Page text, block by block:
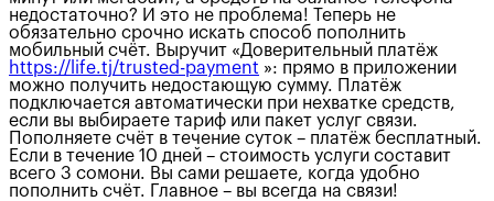
недостаточно? И это не проблема! Теперь не
обязательно срочно искать способ пополнить
мобильный счёт. Выручит «Доверительный платёж
https://life.tj/trusted-payment »: прямо в приложении
можно получить недостающую сумму. Платёж
подключается автоматически при нехватке средств,
если вы выбираете тариф или пакет услуг связи.
Пополняете счёт в течение суток – платёж бесплатный.
Если в течение 10 дней – стоимость услуги составит
всего 3 сомони. Вы сами решаете, когда удобно
пополнить счёт. Главное – вы всегда на связи!